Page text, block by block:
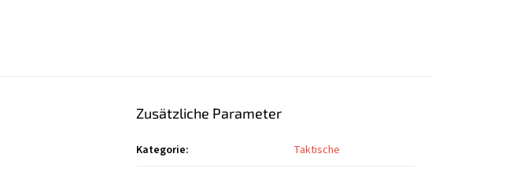
Zusätzliche Parameter
Kategorie: Taktische